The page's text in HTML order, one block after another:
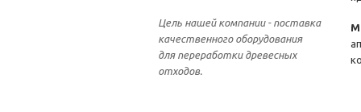
Цель нашей компании - поставка
качественного оборудования
для переработки древесных
отходов.